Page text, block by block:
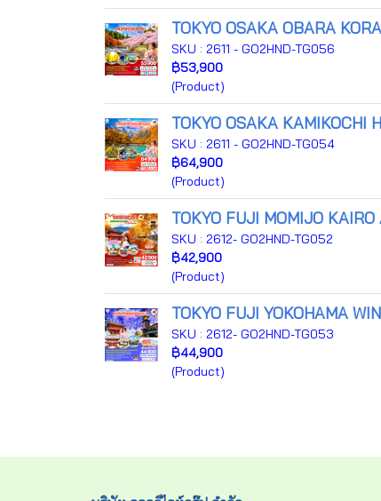
TOKYO OSAKA OBARA
SKU : 2611 - GO2HND-TG056
฿53,900
(Product)
TOKYO OSAKA KAMIKOCHI
SKU : 2611 - GO2HND-TG054
฿64,900
(Product)
TOKYO FUJI MOMIJO
SKU : 2612- GO2HND-TG052
฿42,900
(Product)
TOKYO FUJI YOKOHAMA
SKU : 2612- GO2HND-TG053
฿44,900
(Product)